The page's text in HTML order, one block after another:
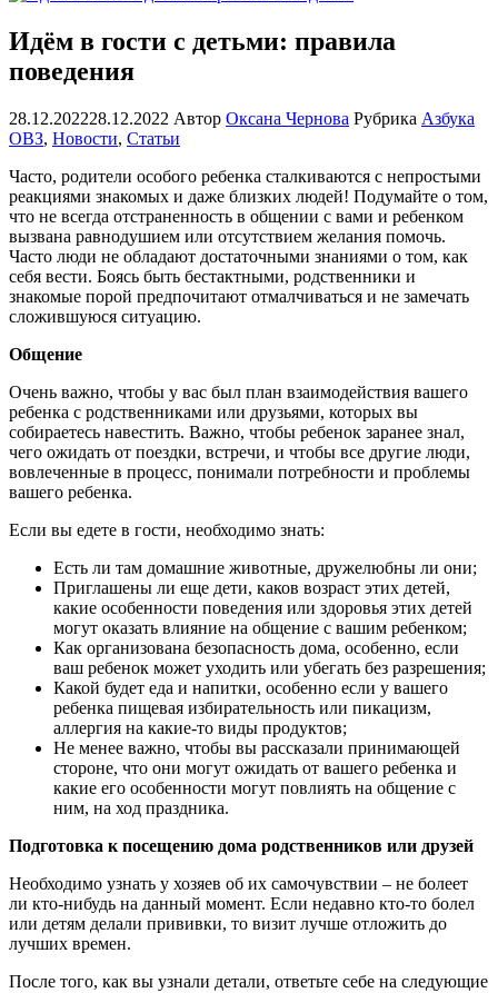
Идём в гости с детьми: правила
поведения
28.12.202228.12.2022 Автор Оксана Чернова Рубрика Азбука
ОВЗ, Новости, Статьи
Часто, родители особого ребенка сталкиваются с непростыми
реакциями знакомых и даже близких людей! Подумайте о том,
что не всегда отстраненность в общении с вами и ребенком
вызвана равнодушием или отсутствием желания помочь.
Часто люди не обладают достаточными знаниями о том, как
себя вести. Боясь быть бестактными, родственники и
знакомые порой предпочитают отмалчиваться и не замечать
сложившуюся ситуацию.
Общение
Очень важно, чтобы у вас был план взаимодействия вашего
ребенка с родственниками или друзьями, которых вы
собираетесь навестить. Важно, чтобы ребенок заранее знал,
чего ожидать от поездки, встречи, и чтобы все другие люди,
вовлеченные в процесс, понимали потребности и проблемы
вашего ребенка.
Если вы едете в гости, необходимо знать:
Есть ли там домашние животные, дружелюбны ли они;
Приглашены ли еще дети, каков возраст этих детей,
какие особенности поведения или здоровья этих детей
могут оказать влияние на общение с вашим ребенком;
Как организована безопасность дома, особенно, если
ваш ребенок может уходить или убегать без разрешения;
Какой будет еда и напитки, особенно если у вашего
ребенка пищевая избирательность или пикацизм,
аллергия на какие-то виды продуктов;
Не менее важно, чтобы вы рассказали принимающей
стороне, что они могут ожидать от вашего ребенка и
какие его особенности могут повлиять на общение с
ним, на ход праздника.
Подготовка к посещению дома родственников или друзей
Необходимо узнать у хозяев об их самочувствии – не болеет
ли кто-нибудь на данный момент. Если недавно кто-то болел
или детям делали прививки, то визит лучше отложить до
лучших времен.
После того, как вы узнали детали, ответьте себе на следующие